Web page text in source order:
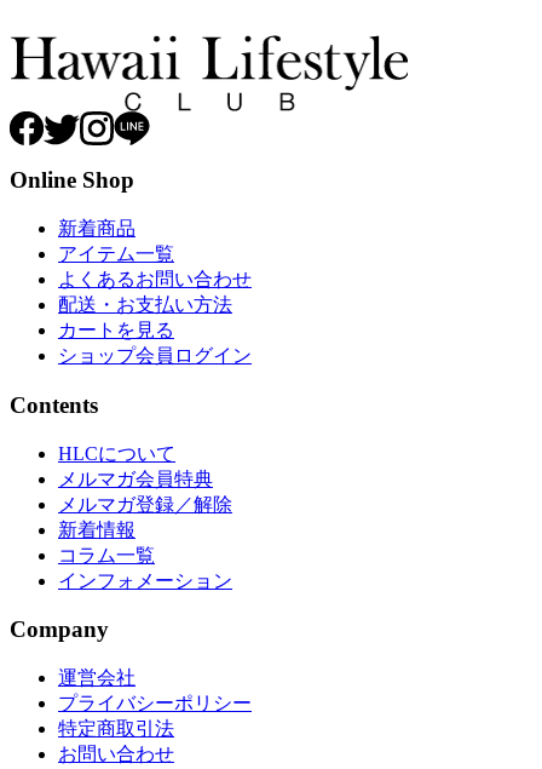
Online Shop
新着商品
アイテム一覧
よくあるお問い合わせ
配送・お支払い方法
カートを見る
ショップ会員ログイン
Contents
HLCについて
メルマガ会員特典
メルマガ登録／解除
新着情報
コラム一覧
インフォメーション
Company
運営会社
プライバシーポリシー
特定商取引法
お問い合わせ